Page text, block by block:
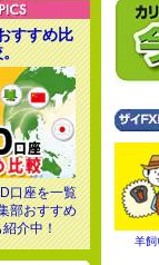
羊飼
すすめ比
口座を一覧
部おすすめ
介中！